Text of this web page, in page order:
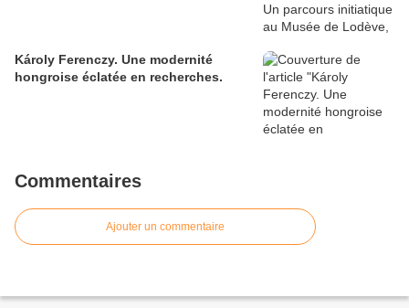
Károly Ferenczy. Une modernité
hongroise éclatée en recherches.
Commentaires
Ajouter un commentaire